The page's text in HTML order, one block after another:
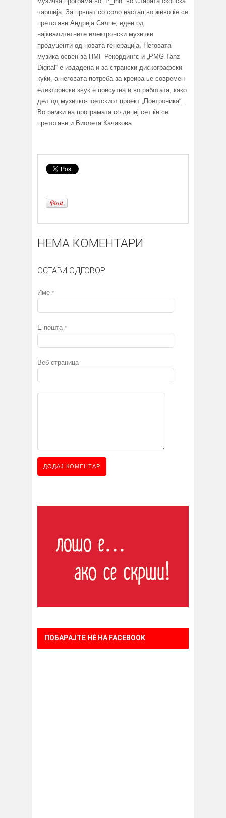
чаршија. За првпат со соло настап во живо ќе се
претстави Андреја Салпе, еден од
најквалитетните електронски музички
продуценти од новата генерација. Неговата
музика освен за ПМГ Рекордингс и „PMG Tanz
Digital“ е издадена и за странски дискографски
куќи, а неговата потреба за креирање современ
електронски звук е присутна и во работата, како
дел од музичко-поетскиот проект „Поетроника“.
Во рамки на програмата со диџеј сет ќе се
претстави и Виолета Качакова.
НЕМА КОМЕНТАРИ
ОСТАВИ ОДГОВОР
Име *
Е-пошта *
Веб страница
ПОБАРАЈТЕ НÈ НА FACEBOOK